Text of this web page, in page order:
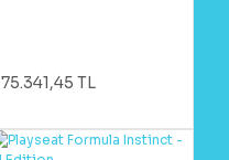
75.341,45 TL